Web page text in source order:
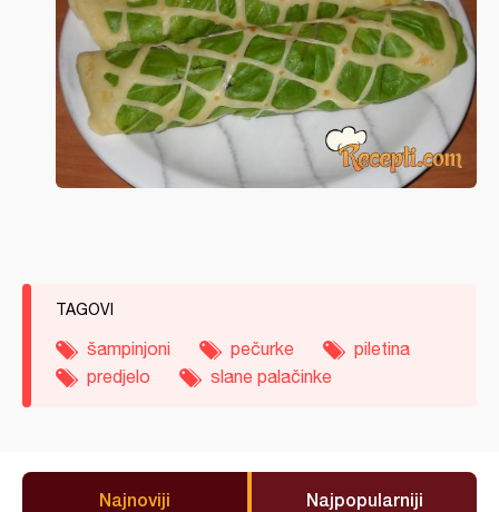
TAGOVI
šampinjoni pečurke
piletina
predjelo
slane palačinke
Najnoviji Najpopularniji